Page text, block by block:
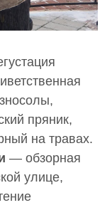
пряник,
на травах.
— обзорная
улице,